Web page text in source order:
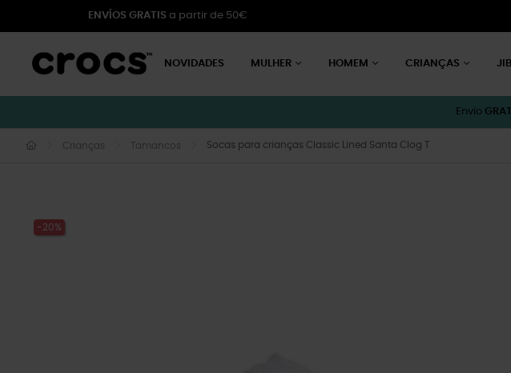
ENVÍOS GRATIS a partir de 50€
NOVIDADES MULHER HOMEM CRIANÇAS
Envio
Crianças Tamancos Socas para crianças Classic Lined Santa Clog T
-20%